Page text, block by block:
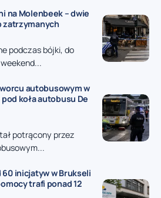
na Molenbeek – dwie
zatrzymanych
podczas bójki, do
autobusowym w
koła autobusu De
potrącony przez
inicjatyw w Brukseli
trafi ponad 12